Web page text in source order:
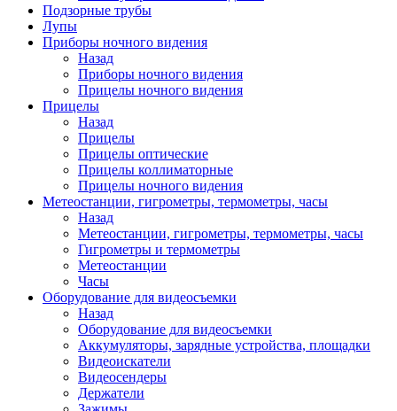
Подзорные трубы
Лупы
Приборы ночного видения
Назад
Приборы ночного видения
Прицелы ночного видения
Прицелы
Назад
Прицелы
Прицелы оптические
Прицелы коллиматорные
Прицелы ночного видения
Метеостанции, гигрометры, термометры, часы
Назад
Метеостанции, гигрометры, термометры, часы
Гигрометры и термометры
Метеостанции
Часы
Оборудование для видеосъемки
Назад
Оборудование для видеосъемки
Аккумуляторы, зарядные устройства, площадки
Видеоискатели
Видеосендеры
Держатели